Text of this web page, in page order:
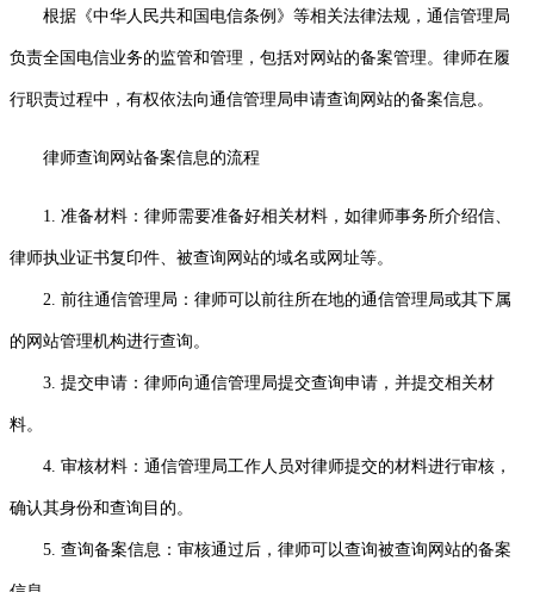
根据《中华人民共和国电信条例》等相关法律法规，通信管理局
负责全国电信业务的监管和管理，包括对网站的备案管理。律师在履
行职责过程中，有权依法向通信管理局申请查询网站的备案信息。
律师查询网站备案信息的流程
1. 准备材料：律师需要准备好相关材料，如律师事务所介绍信、
律师执业证书复印件、被查询网站的域名或网址等。
2. 前往通信管理局：律师可以前往所在地的通信管理局或其下属
的网站管理机构进行查询。
3. 提交申请：律师向通信管理局提交查询申请，并提交相关材
料。
4. 审核材料：通信管理局工作人员对律师提交的材料进行审核，
确认其身份和查询目的。
5. 查询备案信息：审核通过后，律师可以查询被查询网站的备案